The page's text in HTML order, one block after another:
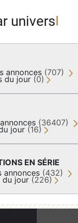
univers
annonces (707)
du jour (0)
(36407)
jour (16)
EN SÉRIE
annonces (432)
du jour (226)